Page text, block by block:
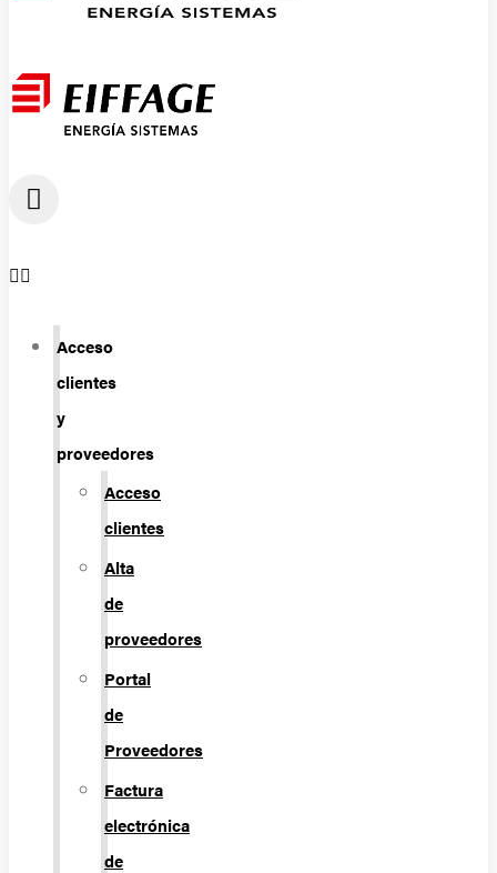
Acceso
clientes
y
proveedores
Acceso
clientes
Alta
de
proveedores
Portal
de
Proveedores
Factura
electrónica
de